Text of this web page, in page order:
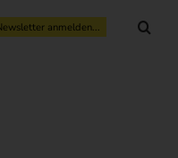
anmelden...